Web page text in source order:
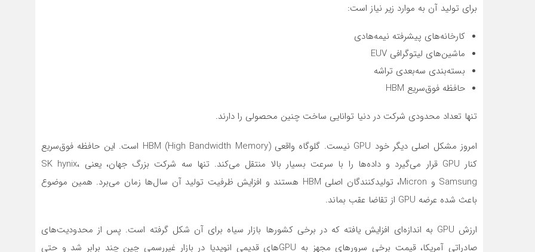
برای تولید آن به موارد زیر نیاز است:
کارخانه‌های پیشرفته نیمه‌هادی
ماشین‌های لیتوگرافی EUV
بسته‌بندی سه‌بعدی تراشه
حافظه فوق‌سریع HBM
تنها تعداد محدودی شرکت در دنیا توانایی ساخت چنین محصولی را دارند.
امروز مشکل اصلی دیگر خود GPU نیست. گلوگاه واقعی HBM (High Bandwidth Memory) است. این حافظه فوق‌سریع
کنار GPU قرار می‌گیرد و داده‌ها را با سرعت بسیار بالا منتقل می‌کند. تنها سه شرکت بزرگ جهان، یعنی SK hynix،
Samsung و Micron، تولیدکنندگان اصلی HBM هستند و افزایش ظرفیت تولید آن سال‌ها زمان می‌برد. همین موضوع
باعث شده عرضه GPU از تقاضا عقب بماند.
ارزش GPU به اندازه‌ای افزایش یافته که در برخی کشورها بازار سیاه برای آن شکل گرفته است. پس از محدودیت‌های
صادراتی آمریکا، قیمت برخی سرورهای مجهز به GPUهای قدیمی انویدیا در بازار غیررسمی چین چند برابر شد و حتی